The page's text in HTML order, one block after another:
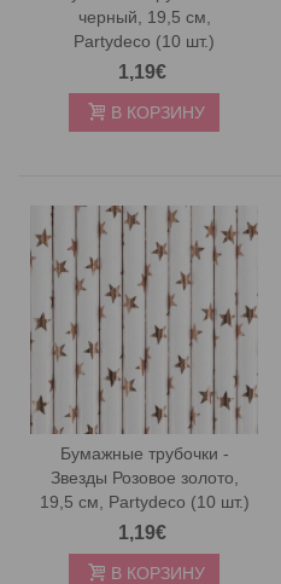
черный, 19,5 см,
Partydeco (10 шт.)
1,19€
В КОРЗИНУ
Бумажные трубочки -
Звезды Розовое золото,
19,5 см, Partydeco (10 шт.)
1,19€
В КОРЗИНУ